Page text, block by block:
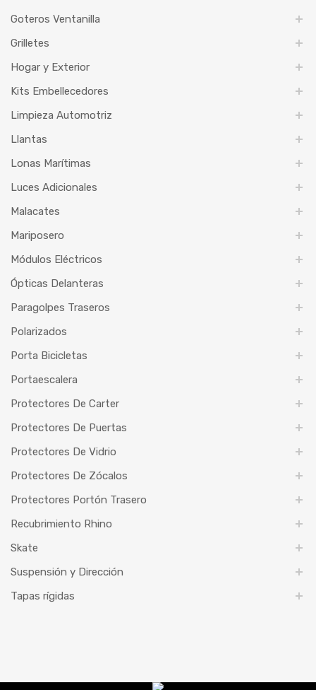
Goteros Ventanilla
Grilletes
Hogar y Exterior
Kits Embellecedores
Limpieza Automotriz
Llantas
Lonas Marítimas
Luces Adicionales
Malacates
Mariposero
Módulos Eléctricos
Ópticas Delanteras
Paragolpes Traseros
Polarizados
Porta Bicicletas
Portaescalera
Protectores De Carter
Protectores De Puertas
Protectores De Vidrio
Protectores De Zócalos
Protectores Portón Trasero
Recubrimiento Rhino
Skate
Suspensión y Dirección
Tapas rígidas